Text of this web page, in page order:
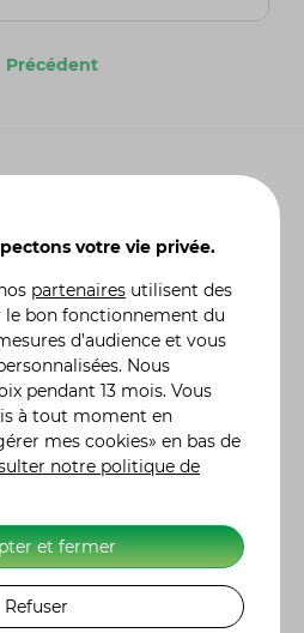
Précédent
et scooter, AMV propose
d'assurances dédiées aux
auto
, assurance habitation,
, assurance 4X4 etc. Une
d'assurance, des plus
comme l'assurance
à vos besoins réels. Vous
contrats en y incluant des
en fonction de l'utilisation ou
véhicule. De la demande de
de votre contrat assurance
se fait en ligne. Nos 300
à votre écoute pour vous
dans le choix de
votre vie privée.
partenaires utilisent des
le bon fonctionnement du
d’audience et vous
Nous
pendant 13 mois. Vous
à tout moment en
mes cookies» en bas de
notre politique de
et fermer
Refuser